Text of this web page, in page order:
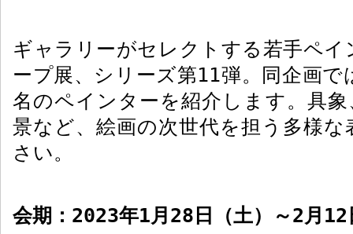
ギャラリーがセレクトする若手ペ
ープ展、シリーズ第11弾。同企画で
名のペインターを紹介します。具
景など、絵画の次世代を担う多様
さい。
会期： 2023年1月 28 日（土）～2月 12